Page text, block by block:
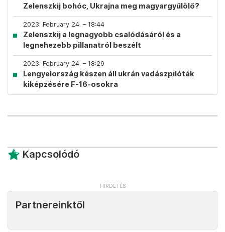
Zelenszkij bohóc, Ukrajna meg magyargyűlölő?
2023. February 24. – 18:44
Zelenszkij a legnagyobb csalódásáról és a
legnehezebb pillanatról beszélt
2023. February 24. – 18:29
Lengyelország készen áll ukrán vadászpilóták
kiképzésére F-16-osokra
Kapcsolódó
Partnereinktől